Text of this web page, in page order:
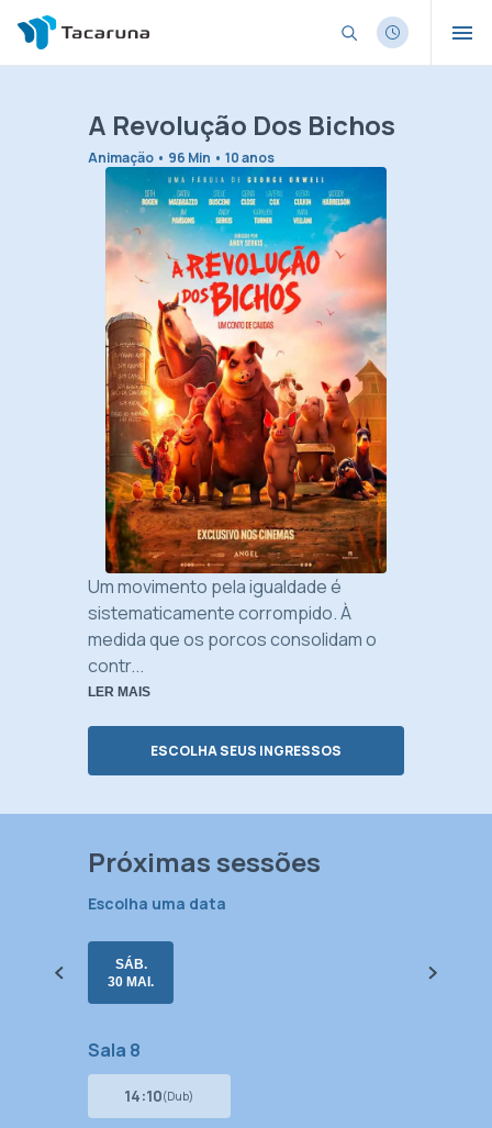
A Revolução Dos Bichos
Animação • 96 Min • 10 anos
Um movimento pela igualdade é
sistematicamente corrompido. À
medida que os porcos consolidam o
contr...
LER MAIS
ESCOLHA SEUS INGRESSOS
Próximas sessões
SÁB.
30 MAI.
Sala 8
14:10(Dub)